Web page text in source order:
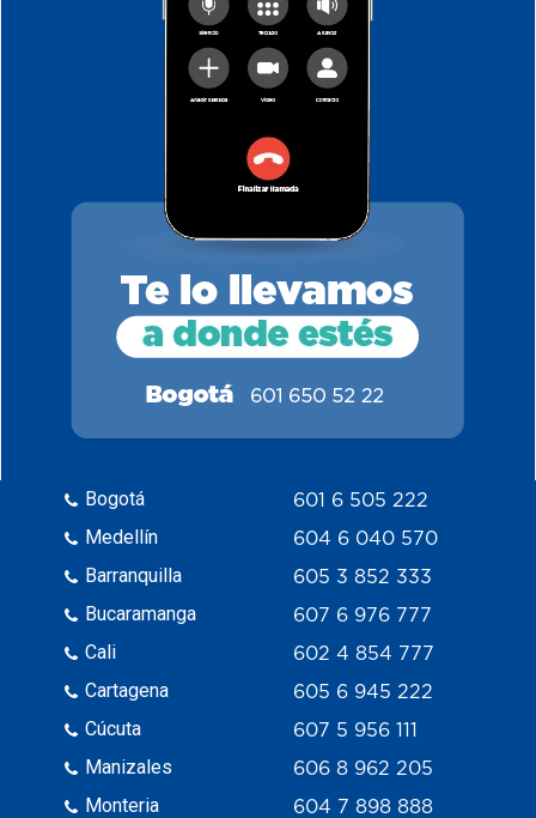
Bogotá
Medellín
Barranquilla
Bucaramanga
Cali
Cartagena
Cúcuta
Manizales
Monteria
601 6 505 222
604 6 040 570
605 3 852 333
607 6 976 777
602 4 854 777
605 6 945 222
607 5 956 111
606 8 962 205
604 7 898 888